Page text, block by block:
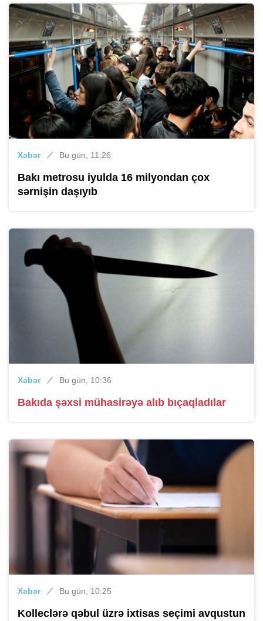
Xəbər Bu gün, 11:26
Bakı metrosu iyulda 16 milyondan çox
sərnişin daşıyıb
Xəbər Bu gün, 10:36
Bakıda şəxsi mühasirəyə alıb bıçaqladılar
Xəbər Bu gün, 10:25
Kolleclərə qəbul üzrə ixtisas seçimi avqustun